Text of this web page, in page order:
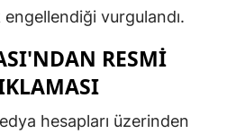
Isparta
İzmir
vurgulandı.
RESMI
hesapları üzerinden